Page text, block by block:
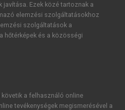
Ezek közé tartoznak a
elemzési szolgáltatásokhoz
szolgáltatások a
hőtérképek és a közösségi
követik a felhasználó online
tevékenységek megismerésével a